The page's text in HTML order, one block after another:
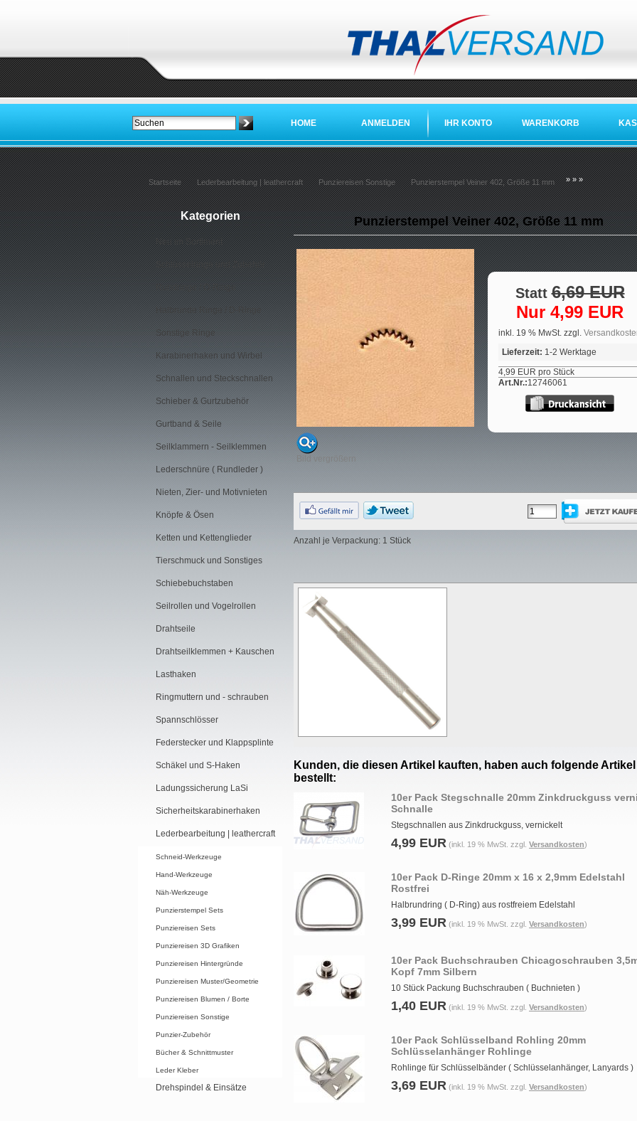
HOME ANMELDEN IHR KONTO WARENKORB
Startseite »
Lederbearbeitung | leathercraft »
Punziereisen Sonstige »
Punzierstempel Veiner 402, Größe 11 mm
Kategorien
Neu im Sortiment
Schlüsselringe und Zubehör
Rundringe / O-Ringe
Halbrunde Ringe / D-Ringe
Sonstige Ringe
Karabinerhaken und Wirbel
Schnallen und Steckschnallen
Schieber & Gurtzubehör
Gurtband & Seile
Seilklammern - Seilklemmen
Lederschnüre ( Rundleder )
Nieten, Zier- und Motivnieten
Knöpfe & Ösen
Ketten und Kettenglieder
Tierschmuck und Sonstiges
Schiebebuchstaben
Seilrollen und Vogelrollen
Drahtseile
Drahtseilklemmen + Kauschen
Lasthaken
Ringmuttern und - schrauben
Spannschlösser
Federstecker und Klappsplinte
Schäkel und S-Haken
Ladungssicherung LaSi
Sicherheitskarabinerhaken
Lederbearbeitung | leathercraft
Schneid-Werkzeuge
Hand-Werkzeuge
Näh-Werkzeuge
Punzierstempel Sets
Punziereisen Sets
Punziereisen 3D Grafiken
Punziereisen Hintergründe
Punziereisen Muster/Geometrie
Punziereisen Blumen / Borte
Punziereisen Sonstige
Punzier-Zubehör
Bücher & Schnittmuster
Leder Kleber
Drehspindel & Einsätze
Punzierstempel Veiner 402, Größe 11 mm
Bild vergrößern
Statt6,69 EUR
Nur 4,99 EUR
inkl. 19 % MwSt. zzgl.
Lieferzeit: 1-2 Werktage
4,99 EUR pro Stück
Art.Nr.:12746061
Anzahl je Verpackung: 1 Stück
Kunden, die diesen Artikel kauften, haben auch folgende Artikel
bestellt:
10er Pack Stegschnalle 20mm Zinkdruckguss
Schnalle
Stegschnallen aus Zinkdruckguss, vernickelt
4,99 EUR (inkl. 19 % MwSt. zzgl. Versandkosten)
10er Pack D-Ringe 20mm x 16 x 2,9mm Edelstahl
Rostfrei
Halbrundring ( D-Ring) aus rostfreiem Edelstahl
3,99 EUR (inkl. 19 % MwSt. zzgl. Versandkosten)
10er Pack Buchschrauben Chicagoschrauben
Kopf 7mm Silbern
10 Stück Packung Buchschrauben ( Buchnieten )
1,40 EUR (inkl. 19 % MwSt. zzgl. Versandkosten)
10er Pack Schlüsselband Rohling 20mm
Schlüsselanhänger Rohlinge
Rohlinge für Schlüsselbänder ( Schlüsselanhänger, Lanyards )
3,69 EUR (inkl. 19 % MwSt. zzgl. Versandkosten)